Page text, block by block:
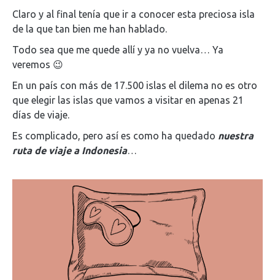
Claro y al final tenía que ir a conocer esta preciosa isla
de la que tan bien me han hablado.
Todo sea que me quede allí y ya no vuelva… Ya
veremos 😉
En un país con más de 17.500 islas el dilema no es otro
que elegir las islas que vamos a visitar en apenas 21
días de viaje.
Es complicado, pero así es como ha quedado nuestra
ruta de viaje a Indonesia…